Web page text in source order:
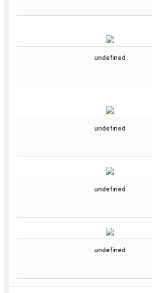
undefined
undefined
undefined
undefined